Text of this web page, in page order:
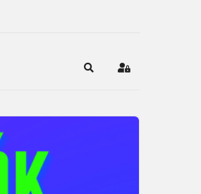
KeresésBejelentkezés